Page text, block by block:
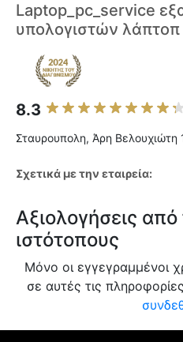
Laptop_pc_service
υπολογιστών λάπτοπ
8.3
Σταυρουπολη, Άρη Βελουχιώτη
Σχετικά με την εταιρεία:
Αξιολογήσεις
ιστότοπους
Μόνο οι εγγεγραμμένοι
σε αυτές τις